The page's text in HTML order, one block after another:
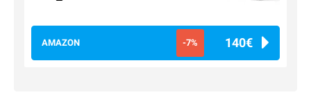
AMAZON -7% 140€